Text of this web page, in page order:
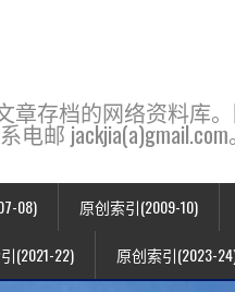
章存档的网络资料库
邮 jackjia(a)gmail.com
08) 原创索引(2009-10)
(2021-22) 原创索引(2023-